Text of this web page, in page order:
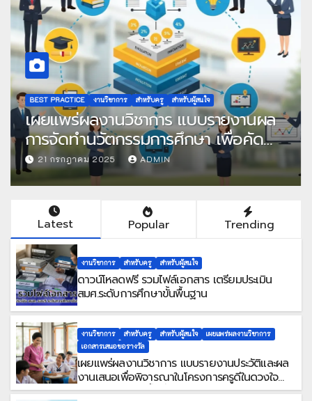
BEST PRACTICE งานวิชาการ สำหรับครู สำหรับผู้สนใจ
เผยแพร่ผลงานวิชาการ แบบรายงานผล
การจัดทำนวัตกรรมการศึกษา เพื่อคัด
เลือกวิธีปฏิบัติที่เป็นเลิศ
21 กรกฎาคม 2025 ADMIN
Latest Popular Trending
งานวิชาการ สำหรับครู สำหรับผู้สนใจ
ดาวน์โหลดฟรี รวมไฟล์เอกสาร เตรียมประเมิน
สมศ.ระดับการศึกษาขั้นพื้นฐาน
งานวิชาการ สำหรับครู สำหรับผู้สนใจ
เผยแพร่ผลงานวิชาการ
เอกสารเสนอขอรางวัล
เผยแพร่ผลงานวิชาการ แบบรายงานประวัติและผล
งานเสนอเพื่อพิจารณาในโครงการครูดีในดวงใจ
ประจำปี 2568 ครั้งที่ 22